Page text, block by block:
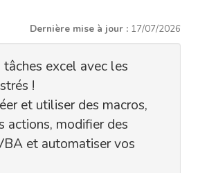
Dernière mise à jour : 17/07/2026
excel avec les
!
et utiliser des macros,
actions, modifier des
et automatiser vos